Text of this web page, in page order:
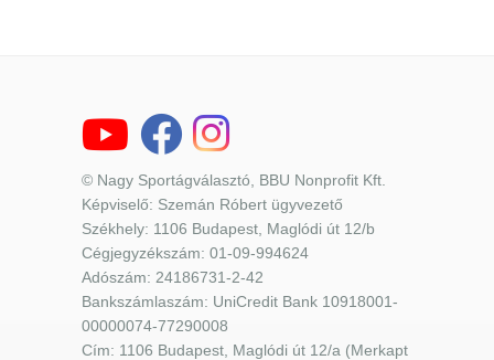
© Nagy Sportágválasztó, BBU Nonprofit Kft.
Képviselő: Szemán Róbert ügyvezető
Székhely: 1106 Budapest, Maglódi út 12/b
Cégjegyzékszám: 01-09-994624
Adószám: 24186731-2-42
Bankszámlaszám: UniCredit Bank 10918001-
00000074-77290008
Cím: 1106 Budapest, Maglódi út 12/a (Merkapt